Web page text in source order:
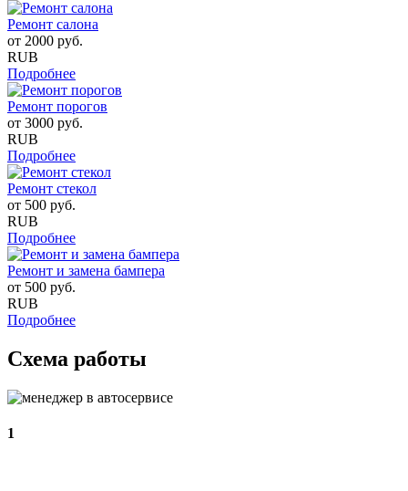
Ремонт салона
от 2000 руб.
RUB
Подробнее
Ремонт порогов
от 3000 руб.
RUB
Подробнее
Ремонт стекол
от 500 руб.
RUB
Подробнее
Ремонт и замена бампера
от 500 руб.
RUB
Подробнее
Схема работы
1